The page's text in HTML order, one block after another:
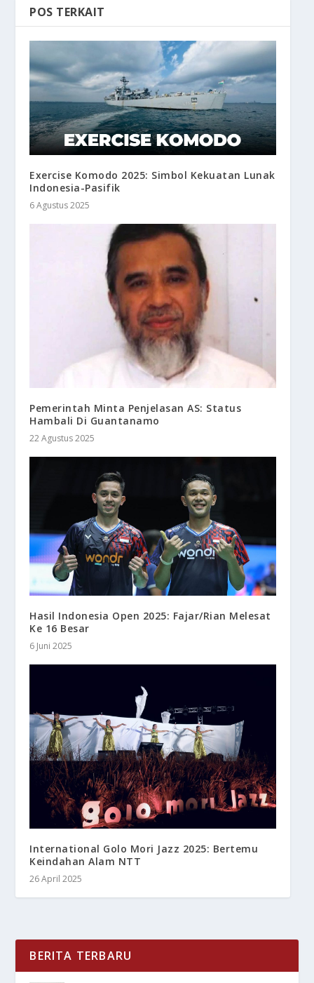
POS TERKAIT
Exercise Komodo 2025: Simbol Kekuatan Lunak
Indonesia-Pasifik
6 Agustus 2025
Pemerintah Minta Penjelasan AS: Status
Hambali Di Guantanamo
22 Agustus 2025
Hasil Indonesia Open 2025: Fajar/Rian Melesat
Ke 16 Besar
6 Juni 2025
International Golo Mori Jazz 2025: Bertemu
Keindahan Alam NTT
26 April 2025
BERITA TERBARU